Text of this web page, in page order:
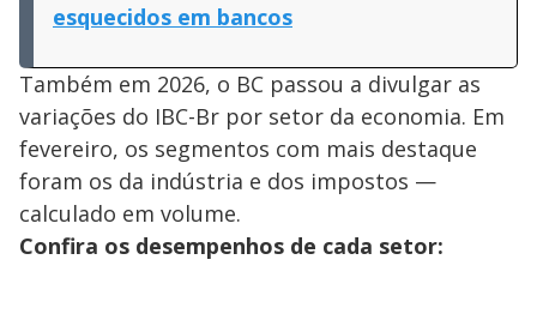
esquecidos em bancos
Também em 2026, o BC passou a divulgar as
variações do IBC-Br por setor da economia. Em
fevereiro, os segmentos com mais destaque
foram os da indústria e dos impostos —
calculado em volume.
Confira os desempenhos de cada setor: